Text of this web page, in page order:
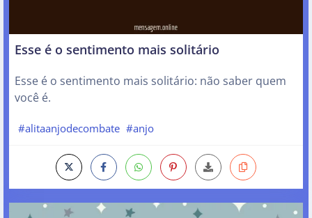
Esse é o sentimento mais solitário
Esse é o sentimento mais solitário: não saber quem
você é.
#alitaanjodecombate #anjo